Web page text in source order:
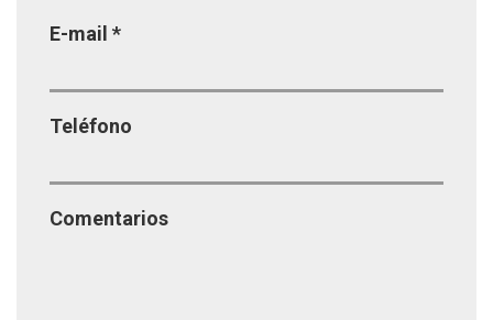
E-mail *
Teléfono
Comentarios